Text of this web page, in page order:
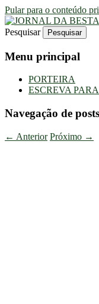
Pular para o conteúdo
JORNAL DA
Uma Gazeta
Pesquisar
Menu principal
PORTEIRA
ESCREVA
Navegação de posts
← Anterior Próximo →